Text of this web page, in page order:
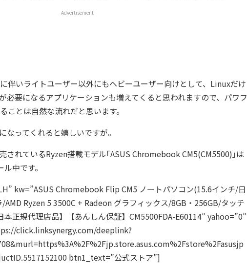
Advertisement
伴いライトユーザー以外にもヘビーユーザー向けとして、Linuxだけ
必要になるアプリケーションも増えてくると思われますので、パワフ
とは自然な流れだと思います。
なってくれると嬉しいですが。
されているRyzen搭載モデル｢ASUS Chromebook CM5(CM5500)｣は
中です。
kw=”ASUS Chromebook Flip CM5 ノートパソコン(15.6インチ/日
Ryzen 5 3500C + Radeon グラフィックス/8GB・256GB/タッチ
正規代理店品】【あんしん保証】CM5500FDA-E60114″ yahoo=”0″
click.linksynergy.com/deeplink?
btn1_text=”公式ストア”]